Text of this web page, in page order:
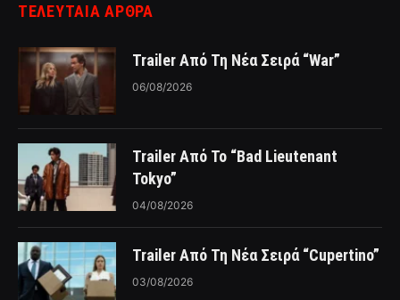
ΤΕΛΕΥΤΑΙΑ ΑΡΘΡΑ
Trailer Από Τη Νέα Σειρά “War”
06/08/2026
Trailer Από Το “Bad Lieutenant
Tokyo”
04/08/2026
Trailer Από Τη Νέα Σειρά “Cupertino”
03/08/2026